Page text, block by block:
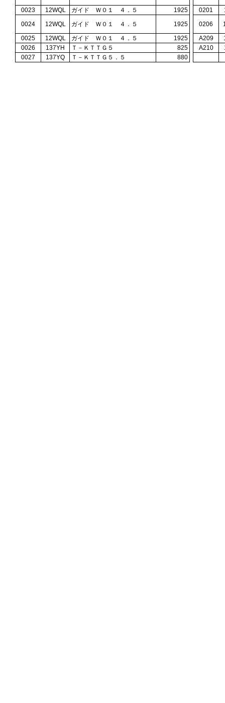
0023
12WQL ガイド Ｗ０１ ４．５ 1925 0201
0024
12WQL ガイド Ｗ０１ ４．５ 1925 0206
0025
12WQL ガイド Ｗ０１ ４．５ 1925 A209
0026
137YH Ｔ－ＫＴＴＧ５ 825 A210
0027
137YQ Ｔ－ＫＴＴＧ５．５ 880